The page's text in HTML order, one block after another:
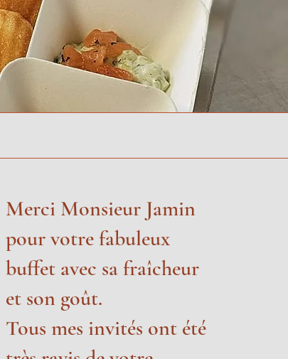
Merci Monsieur Jamin
pour votre fabuleux
buffet avec sa fraîcheur
et son goût.
Tous mes invités ont été